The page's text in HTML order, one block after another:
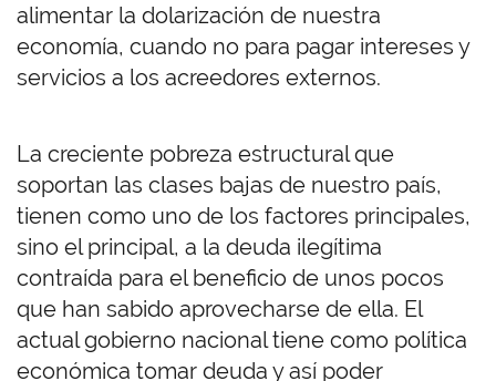
alimentar la dolarización de nuestra
economía, cuando no para pagar intereses y
servicios a los acreedores externos.
La creciente pobreza estructural que
soportan las clases bajas de nuestro país,
tienen como uno de los factores principales,
sino el principal, a la deuda ilegítima
contraída para el beneficio de unos pocos
que han sabido aprovecharse de ella. El
actual gobierno nacional tiene como política
económica tomar deuda y así poder